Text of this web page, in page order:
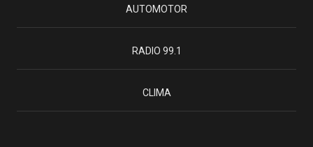
AUTOMOTOR
RADIO 99.1
CLIMA